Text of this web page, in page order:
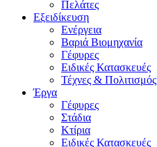
Πελάτες
Εξειδίκευση
Ενέργεια
Βαριά Βιομηχανία
Γέφυρες
Ειδικές Κατασκευές
Τέχνες & Πολιτισμός
Έργα
Γέφυρες
Στάδια
Κτίρια
Ειδικές Κατασκευές